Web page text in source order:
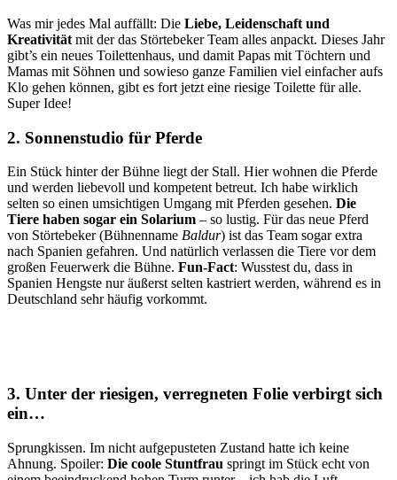
Was mir jedes Mal auffällt: Die Liebe, Leidenschaft und
Kreativität mit der das Störtebeker Team alles anpackt. Dieses Jahr
gibt’s ein neues Toilettenhaus, und damit Papas mit Töchtern und
Mamas mit Söhnen und sowieso ganze Familien viel einfacher aufs
Klo gehen können, gibt es fort jetzt eine riesige Toilette für alle.
Super Idee!
2. Sonnenstudio für Pferde
Ein Stück hinter der Bühne liegt der Stall. Hier wohnen die Pferde
und werden liebevoll und kompetent betreut. Ich habe wirklich
selten so einen umsichtigen Umgang mit Pferden gesehen. Die
Tiere haben sogar ein Solarium – so lustig. Für das neue Pferd
von Störtebeker (Bühnenname Baldur) ist das Team sogar extra
nach Spanien gefahren. Und natürlich verlassen die Tiere vor dem
großen Feuerwerk die Bühne. Fun-Fact: Wusstest du, dass in
Spanien Hengste nur äußerst selten kastriert werden, während es in
Deutschland sehr häufig vorkommt.
3. Unter der riesigen, verregneten Folie verbirgt sich
ein…
Sprungkissen. Im nicht aufgepusteten Zustand hatte ich keine
Ahnung. Spoiler: Die coole Stuntfrau springt im Stück echt von